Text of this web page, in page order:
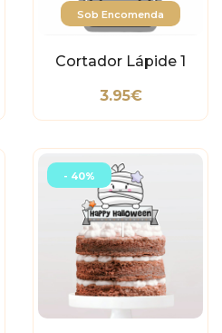
Sob Encomenda
Cortador Lápide 1
3.95€
- 40%